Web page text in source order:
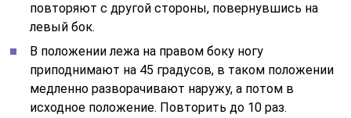
повторяют с другой стороны, повернувшись на
левый бок.
В положении лежа на правом боку ногу
приподнимают на 45 градусов, в таком положении
медленно разворачивают наружу, а потом в
исходное положение. Повторить до 10 раз.